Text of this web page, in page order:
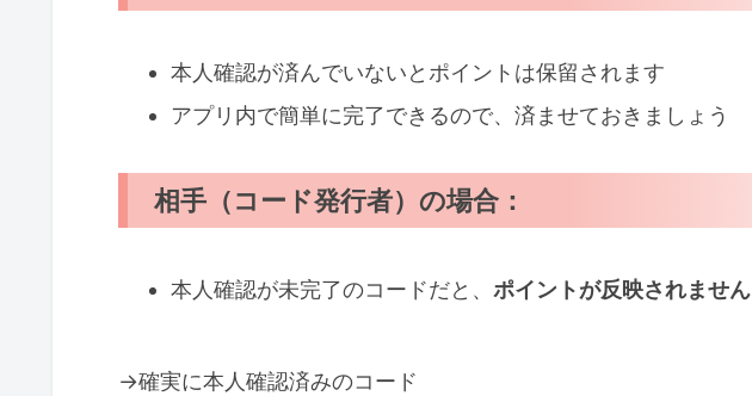
本人確認が済んでいないとポイントは保留されます
アプリ内で簡単に完了できるので、済ませておきましょう
相手（コード発行者）の場合：
本人確認が未完了のコードだと、 ポイントが反映されません
→確実に本人確認済みのコード